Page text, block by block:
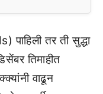
तर ती सुद्धा
तिमाहीत
वाढून